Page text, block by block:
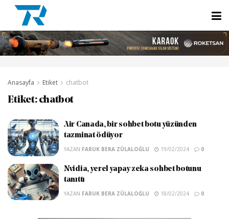
Anasayfa Etiket chatbot
Etiket: chatbot
Air Canada, bir sohbet botu yüzünden
tazminat ödüyor
YAZAN FARUK BERA ZÜLALOĞLU 19/02/2024 0
Nvidia, yerel yapay zeka sohbet botunu
tanıttı
YAZAN FARUK BERA ZÜLALOĞLU 18/02/2024 0